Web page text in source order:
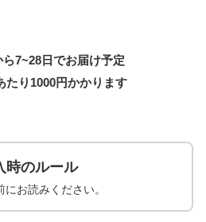
7~28日でお届け予定
たり 1000円かかります
時のルール
にお読みください。